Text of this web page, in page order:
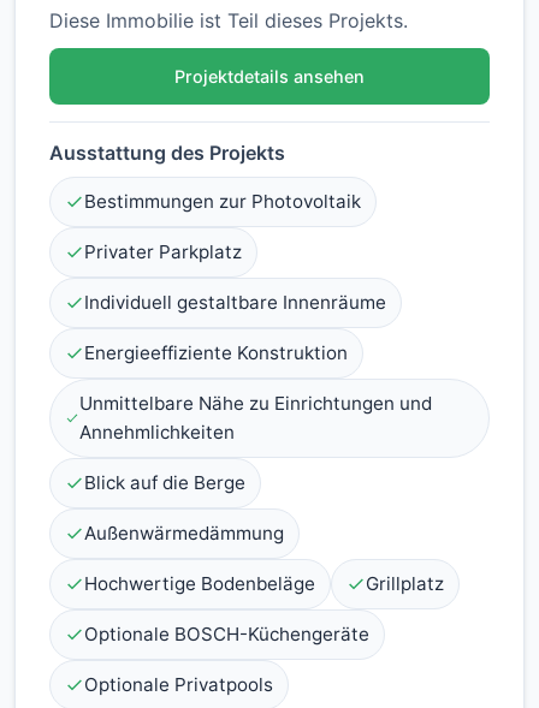
Diese Immobilie ist Teil dieses Projekts.
Projektdetails ansehen
Ausstattung des Projekts
Bestimmungen zur Photovoltaik
Privater Parkplatz
Individuell gestaltbare Innenräume
Energieeffiziente Konstruktion
Unmittelbare Nähe zu Einrichtungen und
Annehmlichkeiten
Blick auf die Berge
Außenwärmedämmung
Hochwertige Bodenbeläge Grillplatz
Optionale BOSCH-Küchengeräte
Optionale Privatpools